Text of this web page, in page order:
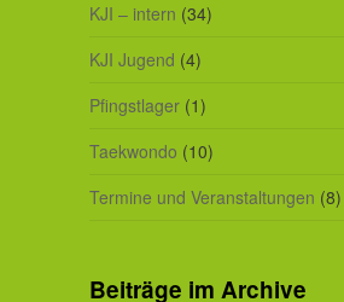
KJI – intern (34)
KJI Jugend (4)
Pfingstlager(1)
Taekwondo (10)
Termine und Veranstaltungen (8)
Beiträge im Archive